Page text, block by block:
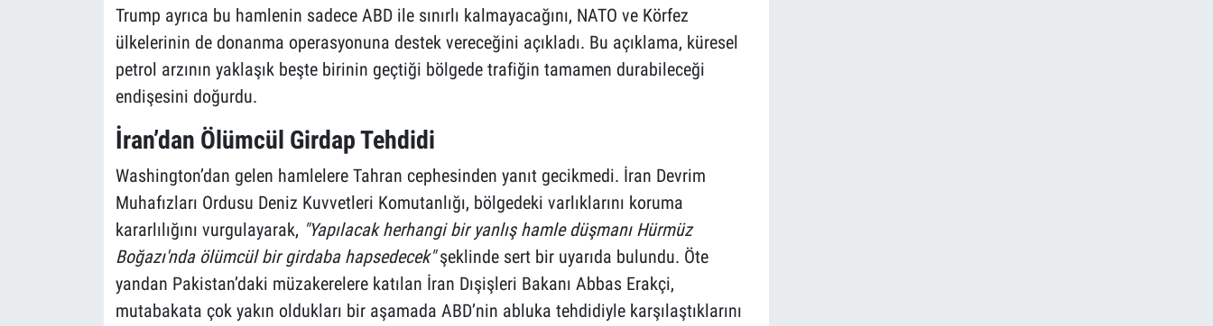
Trump ayrıca bu hamlenin sadece ABD ile sınırlı kalmayacağını, NATO ve Körfez
ülkelerinin de donanma operasyonuna destek vereceğini açıkladı. Bu açıklama, küresel
petrol arzının yaklaşık beşte birinin geçtiği bölgede trafiğin tamamen durabileceği
endişesini doğurdu.
İran’dan Ölümcül Girdap Tehdidi
Washington’dan gelen hamlelere Tahran cephesinden yanıt gecikmedi. İran Devrim
Muhafızları Ordusu Deniz Kuvvetleri Komutanlığı, bölgedeki varlıklarını koruma
kararlılığını vurgulayarak, "Yapılacak herhangi bir yanlış hamle düşmanı Hürmüz
Boğazı'nda ölümcül bir girdaba hapsedecek"şeklinde sert bir uyarıda bulundu. Öte
yandan Pakistan’daki müzakerelere katılan İran Dışişleri Bakanı Abbas Erakçi,
mutabakata çok yakın oldukları bir aşamada ABD’nin abluka tehdidiyle karşılaştıklarını